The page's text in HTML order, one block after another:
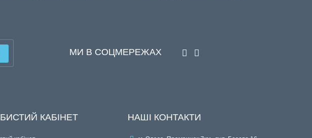
МИ В СОЦМЕРЕЖАХ
КАБІНЕТ НАШІ КОНТАКТИ